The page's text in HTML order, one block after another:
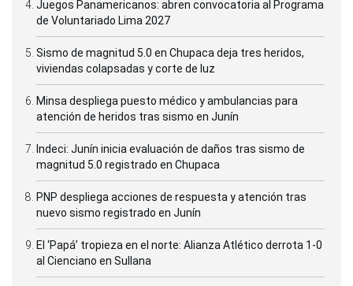
Juegos Panamericanos: abren convocatoria al Programa
de Voluntariado Lima 2027
Sismo de magnitud 5.0 en Chupaca deja tres heridos,
viviendas colapsadas y corte de luz
Minsa despliega puesto médico y ambulancias para
atención de heridos tras sismo en Junín
Indeci: Junín inicia evaluación de daños tras sismo de
magnitud 5.0 registrado en Chupaca
PNP despliega acciones de respuesta y atención tras
nuevo sismo registrado en Junín
El ‘Papá’ tropieza en el norte: Alianza Atlético derrota 1-0
al Cienciano en Sullana